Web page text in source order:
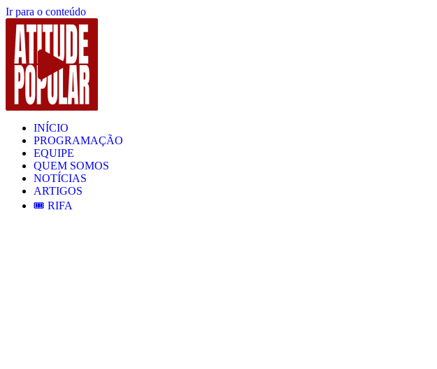
Ir para o conteúdo
INÍCIO
PROGRAMAÇÃO
EQUIPE
QUEM SOMOS
NOTÍCIAS
ARTIGOS
🎟️ RIFA